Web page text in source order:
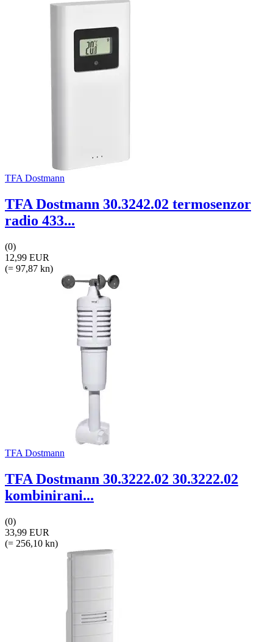
TFA Dostmann
TFA Dostmann 30.3242.02 termosenzor
radio 433...
(0)
12,99 EUR
(= 97,87 kn)
TFA Dostmann
TFA Dostmann 30.3222.02 30.3222.02
kombinirani...
(0)
33,99 EUR
(= 256,10 kn)